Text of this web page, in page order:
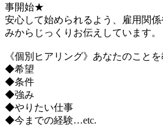
事開始★
安心して始められるよう、雇用関
みからじっくりお伝えしています。
《個別ヒアリング》あなたのこと
◆希望
◆条件
◆強み
◆やりたい仕事
◆今までの経験…etc.